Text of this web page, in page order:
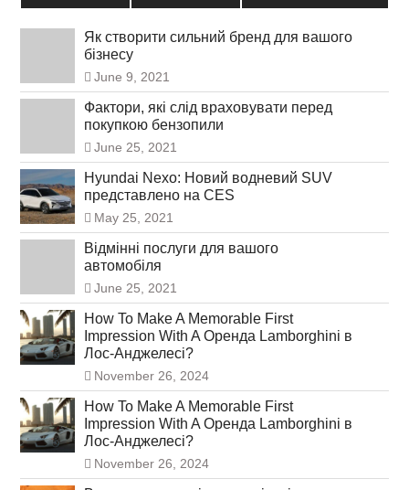
Як створити сильний бренд для вашого
бізнесу
June 9, 2021
Фактори, які слід враховувати перед
покупкою бензопили
June 25, 2021
Hyundai Nexo: Новий водневий SUV
представлено на CES
May 25, 2021
Відмінні послуги для вашого
автомобіля
June 25, 2021
How To Make A Memorable First
Impression With A Оренда Lamborghini в
Лос-Анджелесі?
November 26, 2024
How To Make A Memorable First
Impression With A Оренда Lamborghini в
Лос-Анджелесі?
November 26, 2024